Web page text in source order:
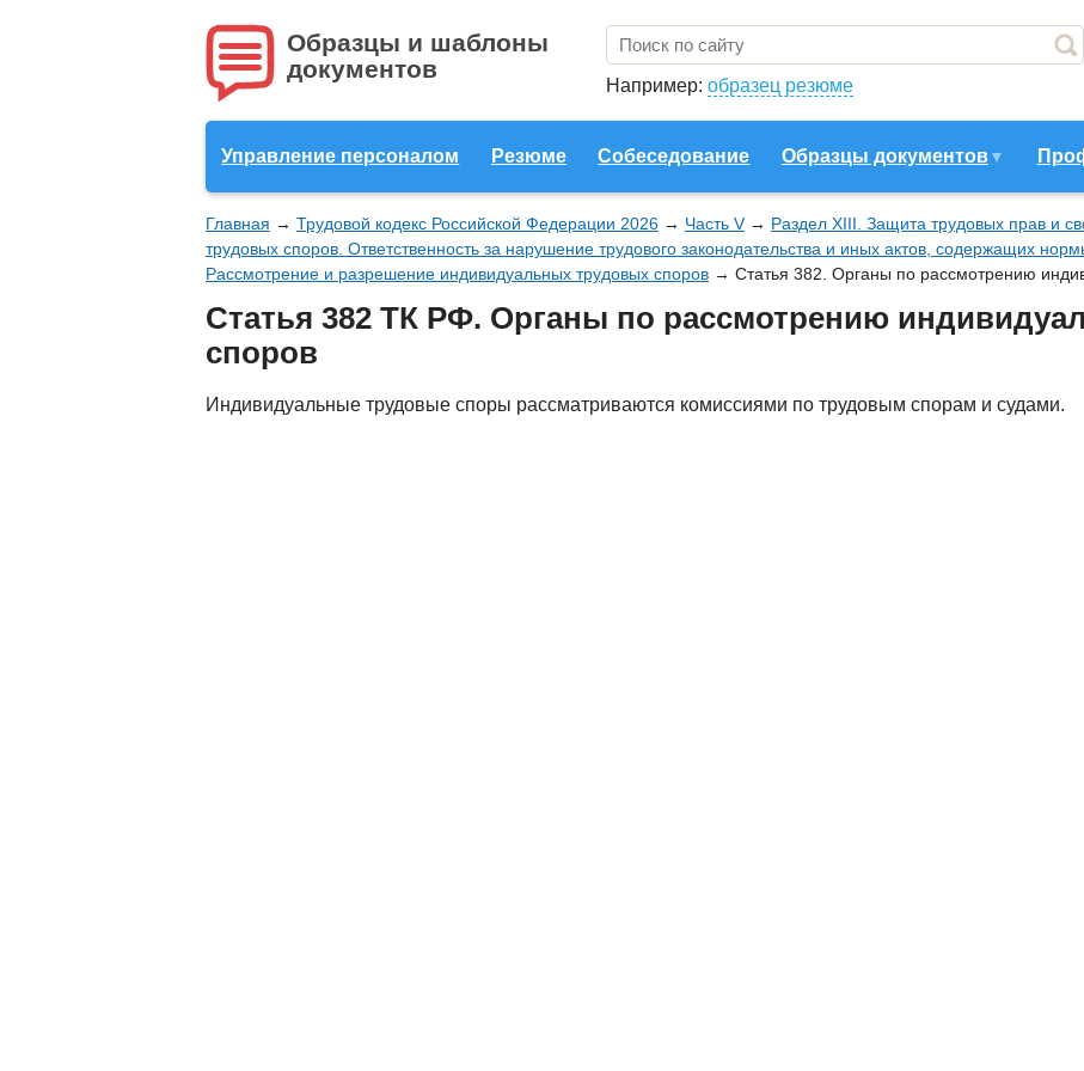
Образцы и шаблоны
документов
Например: образец резюме
Управление персоналом Резюме Собеседование Образцы документов
Главная → Трудовой кодекс Российской Федерации 2026 → Часть V→ Раздел XIII. Защита трудовых прав и
трудовых споров. Ответственность за нарушение трудового законодательства и иных актов, содержащих
Рассмотрение и разрешение индивидуальных трудовых споров → Статья 382. Органы по рассмотрению
Статья 382 ТК РФ. Органы по рассмотрению
споров
Индивидуальные трудовые споры рассматриваются комиссиями по трудовым спорам и судами.